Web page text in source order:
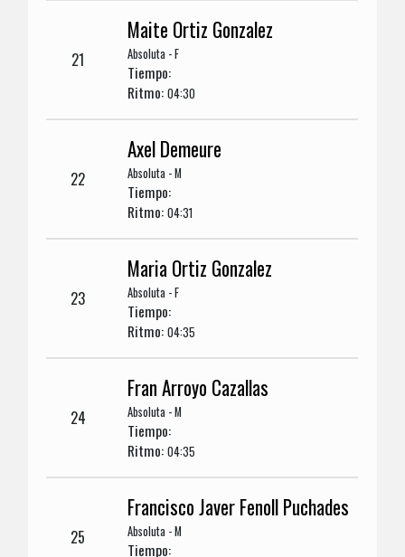
21
Maite Ortiz Gonzalez
Absoluta - F
Tiempo:
Ritmo:04:30
22
Axel Demeure
Absoluta - M
Tiempo:
Ritmo:04:31
23
Maria Ortiz Gonzalez
Absoluta - F
Tiempo:
Ritmo:04:35
24
Fran Arroyo Cazallas
Absoluta - M
Tiempo:
Ritmo:04:35
25
Francisco Javer Fenoll Puchades
Absoluta - M
Tiempo: